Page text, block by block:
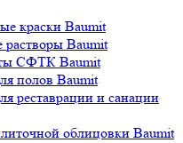
краски Baumit
Baumit
СФТК Baumit
полов Baumit
реставрации и санации
облицовки Baumit